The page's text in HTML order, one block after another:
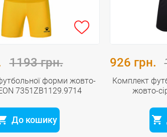
1193 грн.
форми жовто-
7351ZB1129.9714
До кошику
926 грн.
Комплект
жовто-